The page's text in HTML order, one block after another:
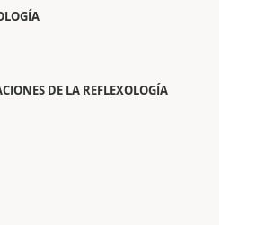
DE LA REFLEXOLOGÍA